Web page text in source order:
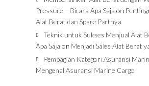
Pressure – Bicara Apa Saja on
Alat Berat dan Spare Partnya
Teknik untuk Sukses Menjual Alat
Apa Saja on Menjadi Sales Alat Berat
Pembagian Kategori Asuransi
Mengenal Asuransi Marine Cargo